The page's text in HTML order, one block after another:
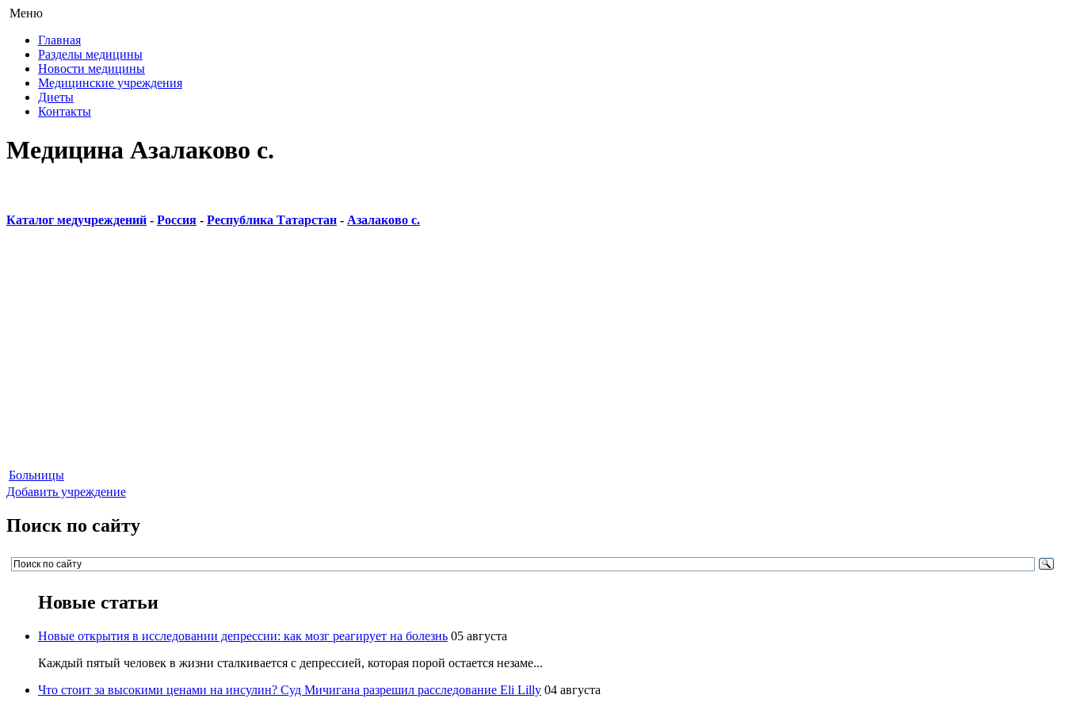
Меню
Главная
Разделы медицины
Новости медицины
Медицинские учреждения
Диеты
Контакты
Медицина Азалаково с.
Каталог медучреждений - Россия - Республика Татарстан - Азалаково с.
Больницы
Добавить учреждение
Поиск по сайту
Новые статьи
Новые открытия в исследовании депрессии: как мозг реагирует на болезнь 05 августа
Каждый пятый человек в жизни сталкивается с депрессией, которая порой остается незаме...
Что стоит за высокими ценами на инсулин? Суд Мичигана разрешил расследование Eli Lilly 04 августа